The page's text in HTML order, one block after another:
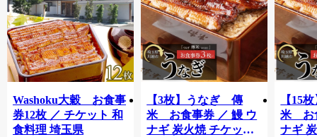
Washoku大穀 お食事
券12枚 ／ チケット 和
食料理 埼玉県
【3枚】うなぎ 傳
米 お食事券 ／ 鰻 ウ
ナギ 炭火焼 チケット
【15
米 お
ナギ